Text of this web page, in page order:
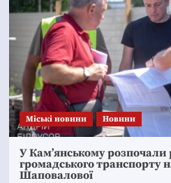
Mіські новини Новини
У Кам’янському
громадського транспорту
Шаповалової